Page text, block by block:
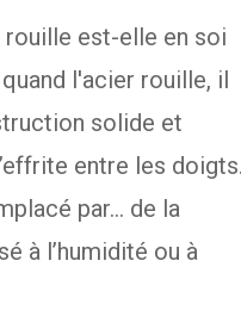
rouille est-elle en soi
l'acier rouille, il
solide et
entre les
par… de la
à l’humidité ou à